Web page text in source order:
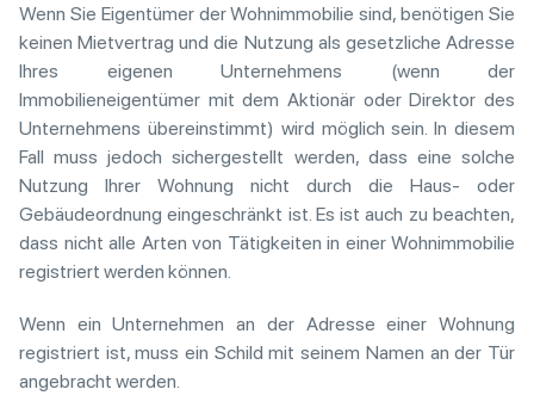
Wenn Sie Eigentümer der Wohnimmobilie sind, benötigen Sie
keinen Mietvertrag und die Nutzung als gesetzliche Adresse
Ihres eigenen Unternehmens (wenn der
Immobilieneigentümer mit dem Aktionär oder Direktor des
Unternehmens übereinstimmt) wird möglich sein. In diesem
Fall muss jedoch sichergestellt werden, dass eine solche
Nutzung Ihrer Wohnung nicht durch die Haus- oder
Gebäudeordnung eingeschränkt ist. Es ist auch zu beachten,
dass nicht alle Arten von Tätigkeiten in einer Wohnimmobilie
registriert werden können.
Wenn ein Unternehmen an der Adresse einer Wohnung
registriert ist, muss ein Schild mit seinem Namen an der Tür
angebracht werden.